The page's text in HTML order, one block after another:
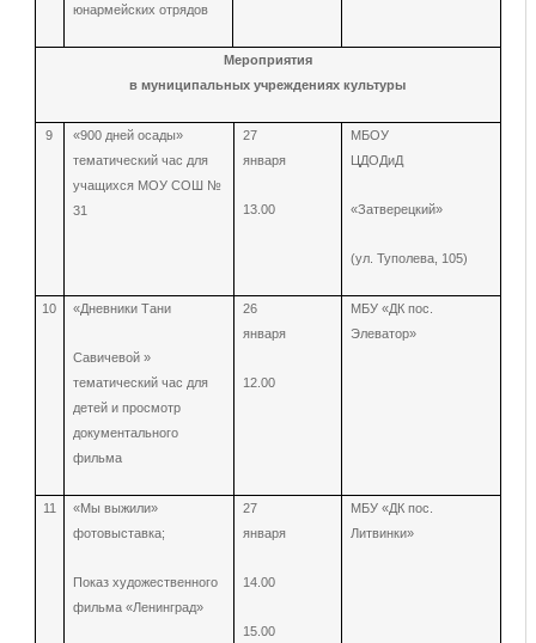
юнармейских отрядов
Мероприятия
в муниципальных учреждениях культуры
9
«900 дней осады»
тематический час для
учащихся МОУ СОШ №
31
27
января
13.00
МБОУ
ЦДОДиД
«Затверецкий»
(ул. Туполева, 105)
10 «Дневники Тани
Савичевой »
тематический час для
детей и просмотр
документального
фильма
26
января
12.00
МБУ «ДК пос.
Элеватор»
11
«Мы выжили»
фотовыставка;
Показ художественного
фильма «Ленинград»
27
января
14.00
15.00
МБУ «ДК пос.
Литвинки»